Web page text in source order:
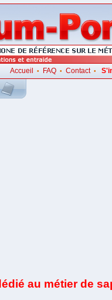
Accueil • FAQ• Contact•
au métier de